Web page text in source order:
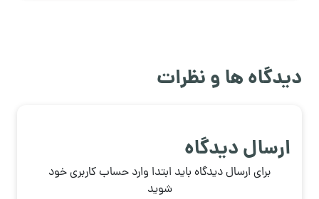
دیدگاه ها و نظرات
ارسال دیدگاه
برای ارسال دیدگاه باید ابتدا وارد حساب کاربری خود
شوید